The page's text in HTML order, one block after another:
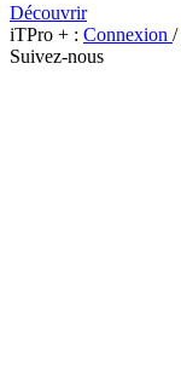
Découvrir
iTPro + : Connexion /
Suivez-nous